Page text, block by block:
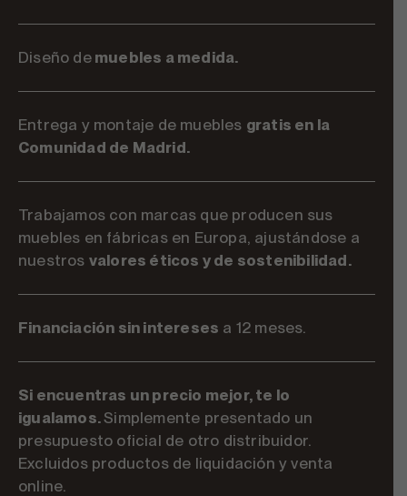
Diseño demuebles a medida.
Entrega y montaje de muebles gratis en la
Comunidad de Madrid.
Trabajamos con marcas que producen sus
muebles en fábricas en Europa, ajustándose a
nuestros valores éticos y de sostenibilidad.
Financiación sin intereses a 12 meses.
Si encuentras un precio mejor, te lo
igualamos.Simplemente presentado un
presupuesto oficial de otro distribuidor.
Excluidos productos de liquidación y venta
online.